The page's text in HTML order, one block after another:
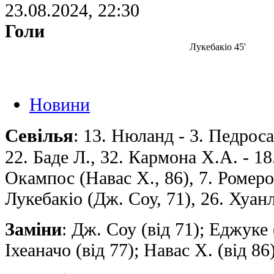
23.08.2024, 22:30
Голи
Лукебакіо 45'
Новини
Севілья: 13. Нюланд - 3.
22. Баде Л., 32. Кармона Х.А. -
Окампос (Навас Х., 86), 7.
Лукебакіо (Дж. Соу, 71), 26.
Заміни: Дж. Соу (від 71); Еджуке
Іхеаначо (від 77); Навас Х. (від